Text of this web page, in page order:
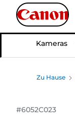
Kameras
Zu Hause
#6052C023